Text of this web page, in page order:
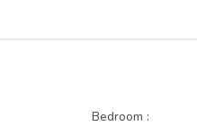
Bedroom :